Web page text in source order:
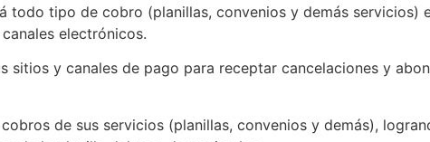
todo tipo de cobro (planillas, convenios y demás servicios)
electrónicos.
y canales de pago para receptar cancelaciones y
de sus servicios (planillas, convenios y demás),